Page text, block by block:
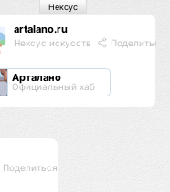
artalano.ru
Нексус искусств Поделиться
Арталано
Официальный хаб
Нексус
Поделиться